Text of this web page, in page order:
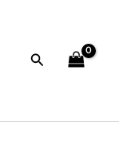
Buscar